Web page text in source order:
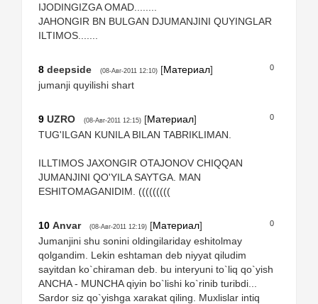
IJODINGIZGA OMAD........
JAHONGIR BN BULGAN DJUMANJINI QUYINGLAR
ILTIMOS.......
0
8 deepside (08-Авг-2011 12:10) [Материал]
jumanji quyilishi shart
0
9 UZRO (08-Авг-2011 12:15) [Материал]
TUG'ILGAN KUNILA BILAN TABRIKLIMAN.
ILLTIMOS JAXONGIR OTAJONOV CHIQQAN
JUMANJINI QO'YILA SAYTGA. MAN
ESHITOMAGANIDIM. (((((((((
0
10 Anvar (08-Авг-2011 12:19) [Материал]
Jumanjini shu sonini oldingilariday eshitolmay
qolgandim. Lekin eshtaman deb niyyat qiludim
sayitdan ko`chiraman deb. bu interyuni to`liq qo`yish
ANCHA - MUNCHA qiyin bo`lishi ko`rinib turibdi...
Sardor siz qo`yishga xarakat qiling. Muxlislar intiq